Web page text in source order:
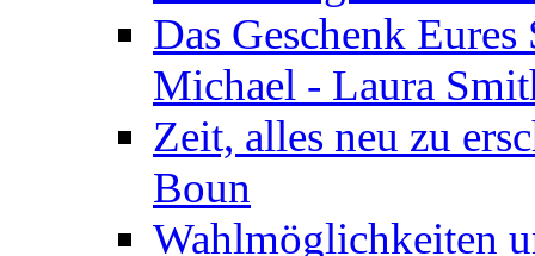
Das Geschenk
Michael - Laura
Zeit, alles neu zu
Boun
Wahlmöglichkeiten